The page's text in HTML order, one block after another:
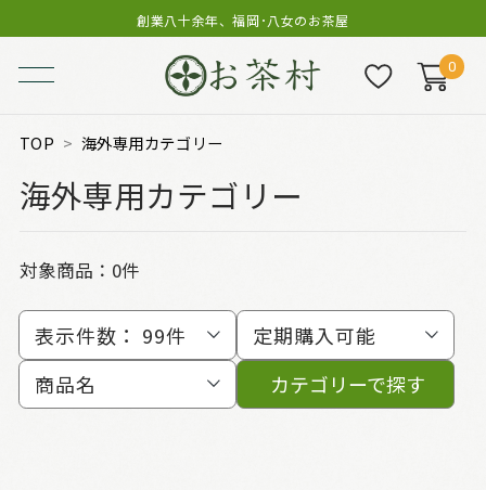
創業八十余年、福岡･八女のお茶屋
0
TOP 海外専用カテゴリー
海外専用カテゴリー
対象商品：0件
表示件数： 99件
定期購入可能
商品名
カテゴリーで探す